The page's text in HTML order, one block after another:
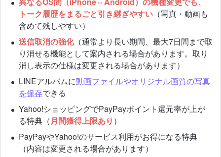
トーク履歴をまるごと引き継ぎやすい （写真・動画も
含めて残しやすい）
送信取消の強化（通常より長い期間、最大7日間まで取
り消せる機能として案内される場合があります。取り
消し表示の仕様は変更される場合があります）
LINEアルバムに動画ファイルやオリジナル画質の写真
を保存できる
Yahoo!ショッピングでPayPayポイント還元率が上が
る特典（ 月間獲得上限あり ）
PayPayやYahoo!のサービス利用がお得になる特典
（内容は変更される場合があります）